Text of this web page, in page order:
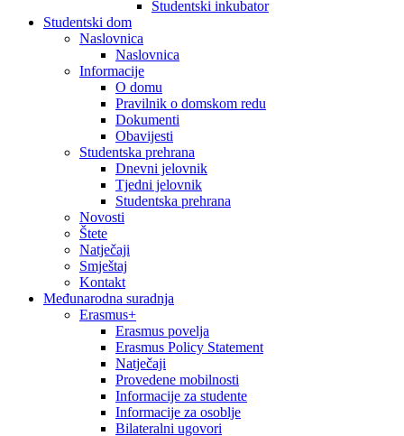
Studentski inkubator
Studentski dom
Naslovnica
Naslovnica
Informacije
O domu
Pravilnik o domskom redu
Dokumenti
Obavijesti
Studentska prehrana
Dnevni jelovnik
Tjedni jelovnik
Studentska prehrana
Novosti
Štete
Natječaji
Smještaj
Kontakt
Međunarodna suradnja
Erasmus+
Erasmus povelja
Erasmus Policy Statement
Natječaji
Provedene mobilnosti
Informacije za studente
Informacije za osoblje
Bilateralni ugovori